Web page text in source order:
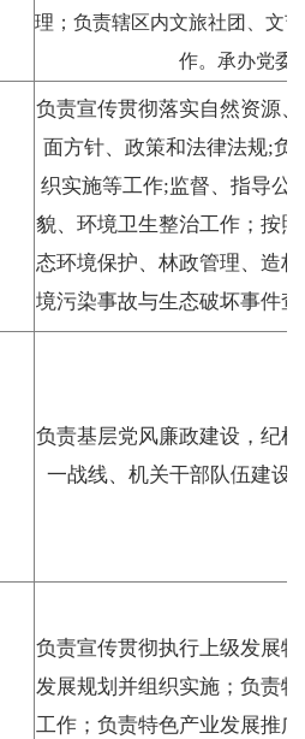
理；负责辖区内文旅社团、文
作。承办党委
负责宣传贯彻落实自然资源
面方针、政策和法律法规;负
织实施等工作;监督、指导公
貌、环境卫生整治工作；按
态环境保护、林政管理、造
境污染事故与生态破坏事件
负责基层党风廉政建设，纪
一战线、机关干部队伍建设
负责宣传贯彻执行上级发展
发展规划并组织实施；负责
工作；负责特色产业发展推